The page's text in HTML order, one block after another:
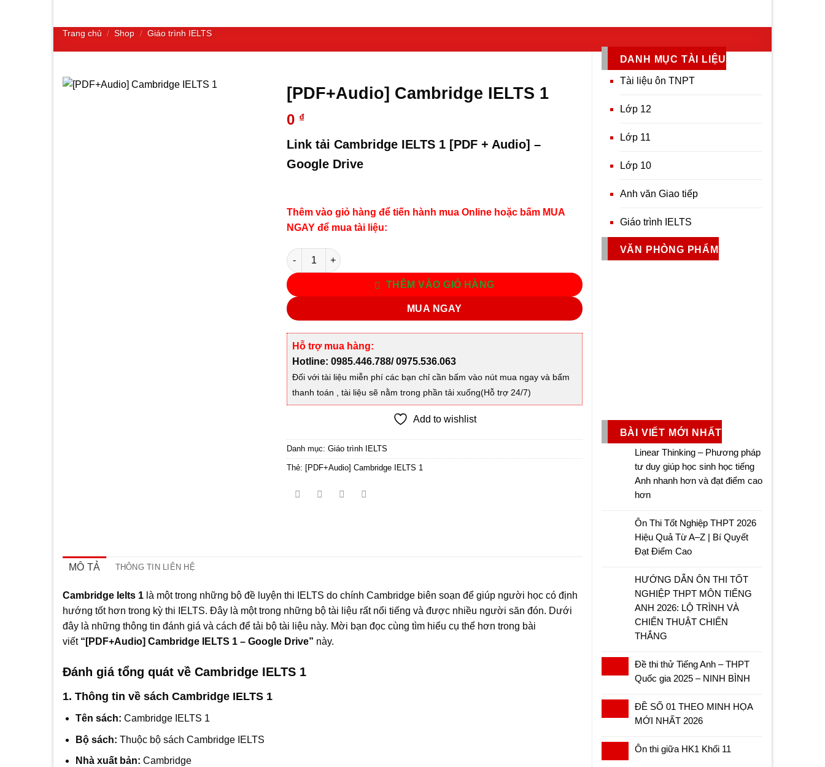
Trang chủ / Shop / Giáo trình IELTS
DANH MỤC TÀI LIỆU
Tài liệu ôn TNPT
Lớp 12
Lớp 11
Lớp 10
Anh văn Giao tiếp
Giáo trình IELTS
VĂN PHÒNG PHẨM
BÀI VIẾT MỚI NHẤT
Linear Thinking – Phương pháp
tư duy giúp học sinh học tiếng
Anh nhanh hơn và đạt điểm cao
hơn
Ôn Thi Tốt Nghiệp THPT 2026
Hiệu Quả Từ A–Z | Bí Quyết
Đạt Điểm Cao
HƯỚNG DẪN ÔN THI TỐT
NGHIỆP THPT MÔN TIẾNG
ANH 2026: LỘ TRÌNH VÀ
CHIẾN THUẬT CHIẾN
THẮNG
Đề thi thử Tiếng Anh – THPT
Quốc gia 2025 – NINH BÌNH
ĐỀ SỐ 01 THEO MINH HỌA
MỚI NHẤT 2026
Ôn thi giữa HK1 Khối 11
[PDF+Audio] Cambridge IELTS 1
0 ₫
Link tải Cambridge IELTS 1 [PDF + Audio] –
Google Drive
Thêm vào giỏ hàng để tiến hành mua Online hoặc bấm MUA
NGAY để mua tài liệu:
Số lượng
THÊM VÀO GIỎ HÀNG
MUA NGAY
Hỗ trợ mua hàng:
Hotline: 0985.446.788/ 0975.536.063
Đối với tài liệu miễn phí các bạn chỉ cần bấm vào nút mua ngay và bấm
thanh toán , tài liệu sẽ nằm trong phần tải xuống(Hỗ trợ 24/7)
Add to wishlist
Danh mục:Giáo trình IELTS
Thẻ: [PDF+Audio] Cambridge IELTS 1
MÔ TẢ THÔNG TIN LIÊN HỆ
Cambridge Ielts 1 là một trong những bộ đề luyện thi IELTS do chính Cambridge biên soạn để giúp người học có định
hướng tốt hơn trong kỳ thi IELTS. Đây là một trong những bộ tài liệu rất nổi tiếng và được nhiều người săn đón. Dưới
đây là những thông tin đánh giá và cách để tải bộ tài liệu này. Mời bạn đọc cùng tìm hiểu cụ thể hơn trong bài
viết “[PDF+Audio] Cambridge IELTS 1 – Google Drive” này.
Đánh giá tổng quát về Cambridge IELTS 1
1. Thông tin về sách Cambridge IELTS 1
Tên sách: Cambridge IELTS 1
Bộ sách: Thuộc bộ sách Cambridge IELTS
Nhà xuất bản: Cambridge